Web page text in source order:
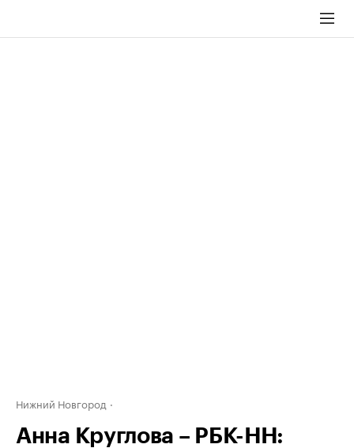
Нижний Новгород
Анна Круглова – РБК-НН: